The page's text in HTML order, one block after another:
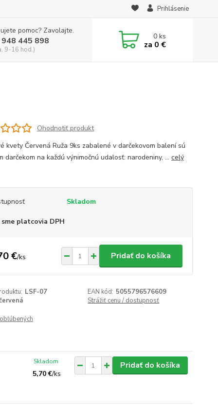
Prihlásenie
pomoc? Zavolajte.
445 898
9-16 hod.)
0ks
za 0 €
Ohodnotiť produkt
kvety Červená Ruža 9ks zabalené v darčekovom balení sú
darčekom na každú výnimočnú udalosť: narodeniny, ... celý
Skladom
sme platcovia DPH
€/ks Pridať do košíka
LSF-07 EAN kód: 5055796576609
Strážiť cenu / dostupnosť
5,70 €/ks
Skladom Pridať do košíka